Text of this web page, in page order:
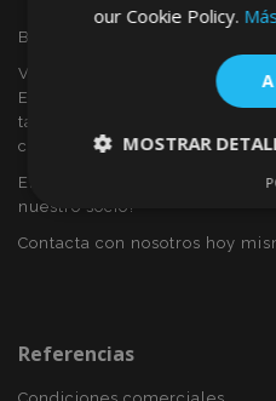
Bienvenido a VTVAUTO
VTVAUTO es distribuidor y
Europa, de accesorios de
tapacubos, derivabrisas,
cubiertas cromadas, marcos,
Eres interesado en
nuestro socio?
Contacta con nosotros hoy
Referencias
our Cookie Policy.
MOSTRAR
estrictamente
necesarias
preferencias